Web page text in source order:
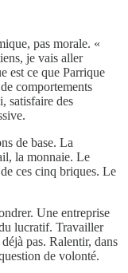
pas morale. «
je vais aller
est ce que Parrique
comportements
satisfaire des
de base. La
la monnaie. Le
ces cinq briques. Le
Une entreprise
lucratif. Travailler
pas. Ralentir, dans
de volonté.